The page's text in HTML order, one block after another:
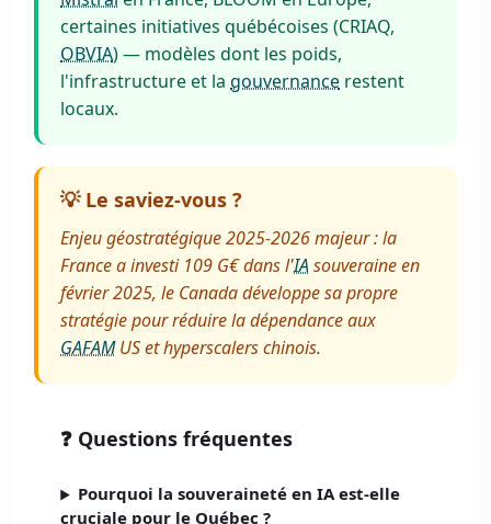
certaines initiatives québécoises (CRIAQ,
OBVIA) — modèles dont les poids,
l'infrastructure et lagouvernance restent
locaux.
💡 Le saviez-vous ?
Enjeu géostratégique 2025-2026 majeur : la
France a investi 109 G€ dans l'IAsouveraine en
février 2025, le Canada développe sa propre
stratégie pour réduire la dépendance aux
GAFAMUS et hyperscalers chinois.
❓ Questions fréquentes
Pourquoi la souveraineté en IA est-elle
cruciale pour le Québec ?